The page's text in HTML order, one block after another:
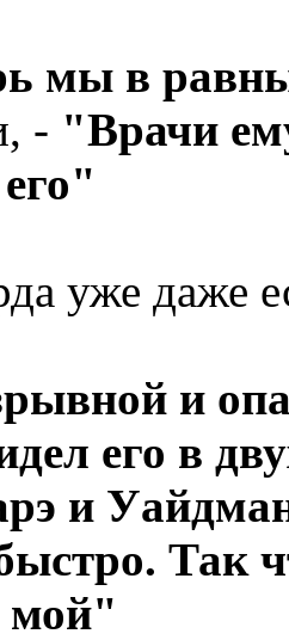
мы в
- "Врачи
уже даже
и
его в
и
Так
мой"